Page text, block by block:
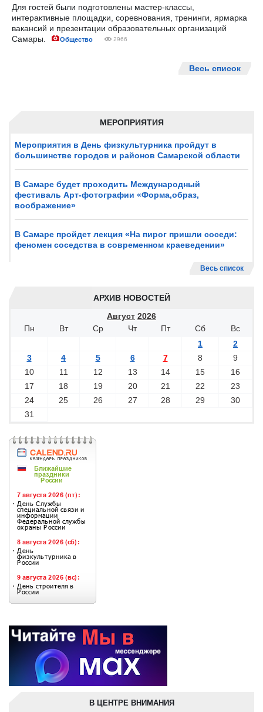
МЕРОПРИЯТИЯ
Мероприятия в День физкультурника пройдут в
большинстве городов и районов Самарской области
В Самаре будет проходить Международный
фестиваль Арт-фотографии «Форма,образ,
воображение»
В Самаре пройдет лекция «На пирог пришли соседи:
феномен соседства в современном краеведении»
Весь список
АРХИВ НОВОСТЕЙ
Август 2026
Пн
Вт Ср Чт Пт Сб
Вс
1
2
3
4 5 6 7 8
9
10
11 12 13 14 15
16
17
18 19 20 21 22
23
24
25 26 27 28 29
30
31
Для гостей были подготовлены мастер-классы,
интерактивные площадки, соревнования, тренинги, ярмарка
вакансий и презентации образовательных организаций
Самары.
Общество 2966
Весь список
В ЦЕНТРЕ ВНИМАНИЯ